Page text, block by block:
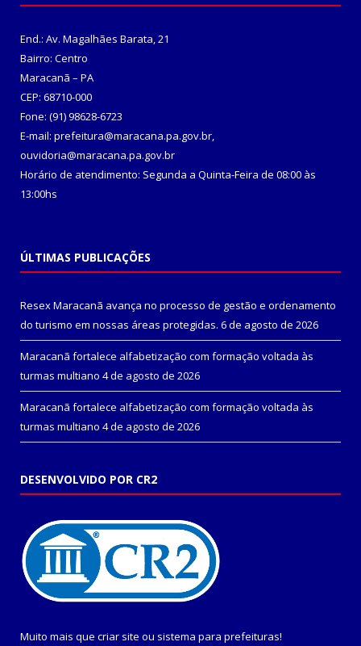
End.: Av. Magalhães Barata, 21
Bairro: Centro
Maracanã – PA
CEP: 68710-000
Fone: (91) 98628-6723
E-mail: prefeitura@maracana.pa.gov.br,
ouvidoria@maracana.pa.gov.br
Horário de atendimento: Segunda a Quinta-Feira de 08:00 às
13:00hs
ÚLTIMAS PUBLICAÇÕES
Resex Maracanã avança no processo de gestão e ordenamento
do turismo em nossas áreas protegidas. 6 de agosto de 2026
Maracanã fortalece alfabetização com formação voltada às
turmas multiano 4 de agosto de 2026
Maracanã fortalece alfabetização com formação voltada às
turmas multiano 4 de agosto de 2026
DESENVOLVIDO POR CR2
Muito mais que criar site ou sistema para prefeituras!